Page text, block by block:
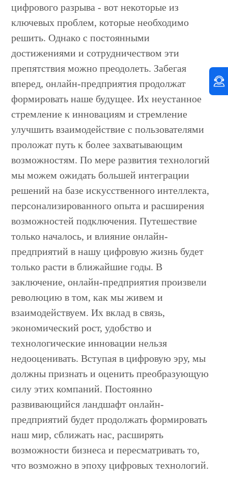
цифрового разрыва - вот некоторые из
ключевых проблем, которые необходимо
решить. Однако с постоянными
достижениями и сотрудничеством эти
препятствия можно преодолеть. Забегая
вперед, онлайн-предприятия продолжат
формировать наше будущее. Их неустанное
стремление к инновациям и стремление
улучшить взаимодействие с пользователями
проложат путь к более захватывающим
возможностям. По мере развития технологий
мы можем ожидать большей интеграции
решений на базе искусственного интеллекта,
персонализированного опыта и расширения
возможностей подключения. Путешествие
только началось, и влияние онлайн-
предприятий в нашу цифровую жизнь будет
только расти в ближайшие годы. В
заключение, онлайн-предприятия произвели
революцию в том, как мы живем и
взаимодействуем. Их вклад в связь,
экономический рост, удобство и
технологические инновации нельзя
недооценивать. Вступая в цифровую эру, мы
должны признать и оценить преобразующую
силу этих компаний. Постоянно
развивающийся ландшафт онлайн-
предприятий будет продолжать формировать
наш мир, сближать нас, расширять
возможности бизнеса и пересматривать то,
что возможно в эпоху цифровых технологий.